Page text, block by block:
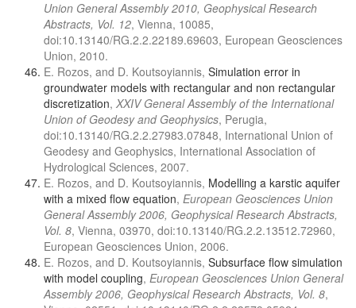
Union General Assembly 2010, Geophysical Research
Abstracts, Vol. 12, Vienna, 10085,
doi:10.13140/RG.2.2.22189.69603, European Geosciences
Union, 2010.
E. Rozos, and D. Koutsoyiannis, Simulation error in
groundwater models with rectangular and non rectangular
discretization, XXIV General Assembly of the International
Union of Geodesy and Geophysics, Perugia,
doi:10.13140/RG.2.2.27983.07848, International Union of
Geodesy and Geophysics, International Association of
Hydrological Sciences, 2007.
E. Rozos, and D. Koutsoyiannis, Modelling a karstic aquifer
with a mixed flow equation, European Geosciences Union
General Assembly 2006, Geophysical Research Abstracts,
Vol. 8, Vienna, 03970, doi:10.13140/RG.2.2.13512.72960,
European Geosciences Union, 2006.
E. Rozos, and D. Koutsoyiannis, Subsurface flow simulation
with model coupling, European Geosciences Union General
Assembly 2006, Geophysical Research Abstracts, Vol. 8,